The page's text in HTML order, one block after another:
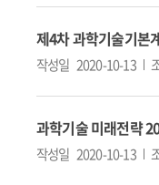
제4차 과학기술기본
작성일 2020-10-13
과학기술 미래전략
작성일 2020-10-13